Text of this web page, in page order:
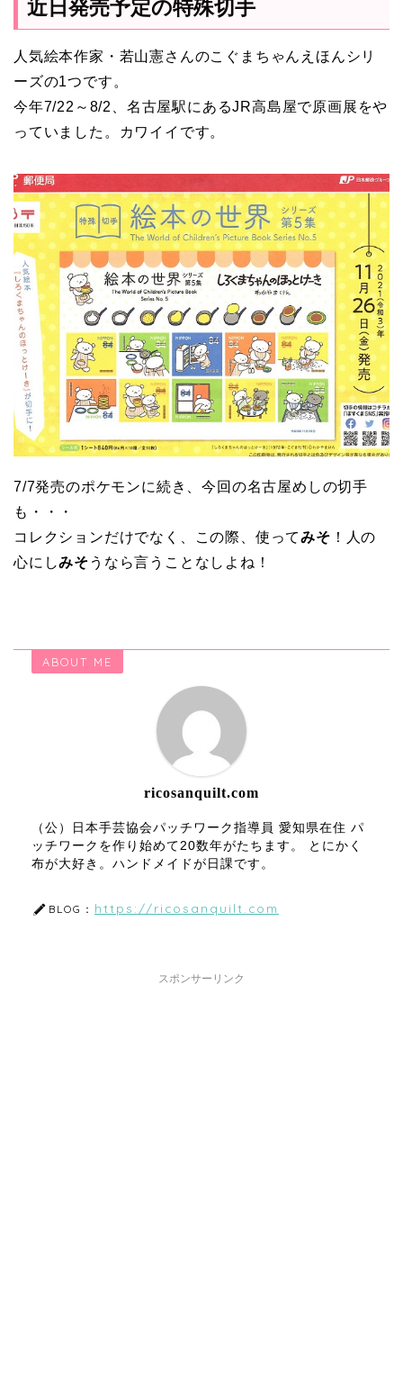
近日発売予定の特殊切手
人気絵本作家・若山憲さんのこぐまちゃんえほんシリ
ーズの1つです。
今年7/22～8/2、名古屋駅にあるJR高島屋で原画展をや
っていました。カワイイです。
7/7発売のポケモンに続き、今回の名古屋めしの切手
も・・・
コレクションだけでなく、この際、使ってみそ ！人の
心にしみそ うなら言うことなしよね！
ABOUT ME
ricosanquilt.com
（公）日本手芸協会パッチワーク指導員 愛知県在住 パ
ッチワークを作り始めて20数年がたちます。 とにかく
布が大好き。ハンドメイドが日課です。
BLOG： https://ricosanquilt.com
スポンサーリンク